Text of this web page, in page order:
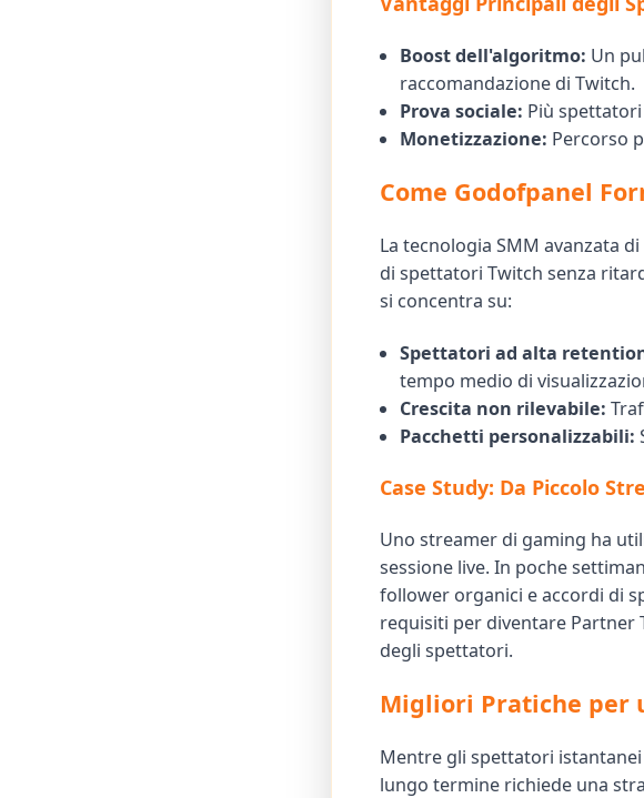
Boost dell'algoritmo: Un
raccomandazione di Twitch.
Prova sociale: Più
Monetizzazione: Percorso
Come Godofpanel
La tecnologia SMM avanzata
di spettatori Twitch senza
si concentra su:
Spettatori ad alta
tempo medio di
Crescita non rilevabile:
Pacchetti personalizzabili:
Case Study: Da Piccolo
Uno streamer di gaming ha
sessione live. In poche
follower organici e accordi di
requisiti per diventare
degli spettatori.
Migliori Pratiche per
Mentre gli spettatori istantanei
lungo termine richiede una